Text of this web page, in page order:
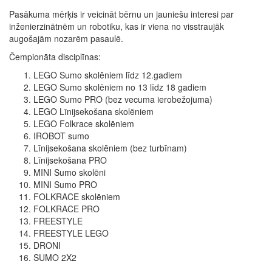
Pasākuma mērķis ir veicināt bērnu un jauniešu interesi par
inženierzinātnēm un robotiku, kas ir viena no visstraujāk
augošajām nozarēm pasaulē.
Čempionāta disciplīnas:
LEGO Sumo skolēniem līdz 12.gadiem
LEGO Sumo skolēniem no 13 līdz 18 gadiem
LEGO Sumo PRO (bez vecuma ierobežojuma)
LEGO Līnijsekošana skolēniem
LEGO Folkrace skolēniem
IROBOT sumo
Līnijsekošana skolēniem (bez turbīnam)
Līnijsekošana PRO
MINI Sumo skolēni
MINI Sumo PRO
FOLKRACE skolēniem
FOLKRACE PRO
FREESTYLE
FREESTYLE LEGO
DRONI
SUMO 2X2